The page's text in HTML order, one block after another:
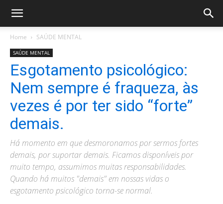
Home SAÚDE MENTAL
SAÚDE MENTAL
Esgotamento psicológico:
Nem sempre é fraqueza, às
vezes é por ter sido “forte”
demais.
Há momento em que desmoronamos por sermos fortes
demais, por suportar demais. Ficamos disponíveis por
muito tempo, assumimos muitas responsabilidades.
Quando há muitos "demais" em nossas vidas o
esgotamento psicológico torna-se normal.